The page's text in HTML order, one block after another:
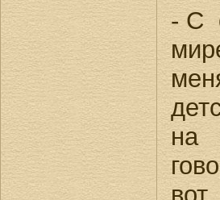
- С
на